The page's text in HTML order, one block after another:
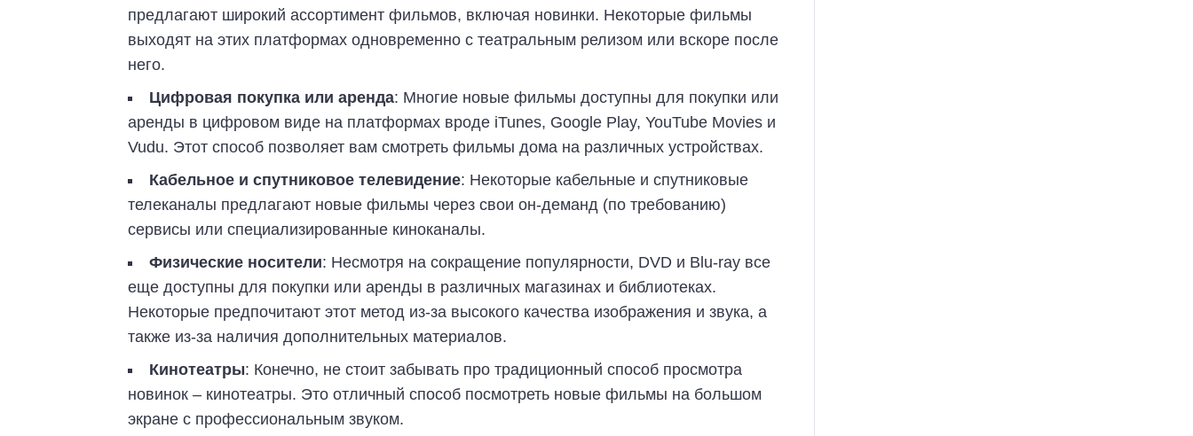
предлагают широкий ассортимент фильмов, включая новинки. Некоторые фильмы
выходят на этих платформах одновременно с театральным релизом или вскоре после
него.
Цифровая покупка или аренда: Многие новые фильмы доступны для покупки или
аренды в цифровом виде на платформах вроде iTunes, Google Play, YouTube Movies и
Vudu. Этот способ позволяет вам смотреть фильмы дома на различных устройствах.
Кабельное и спутниковое телевидение: Некоторые кабельные и спутниковые
телеканалы предлагают новые фильмы через свои он-деманд (по требованию)
сервисы или специализированные киноканалы.
Физические носители: Несмотря на сокращение популярности, DVD и Blu-ray все
еще доступны для покупки или аренды в различных магазинах и библиотеках.
Некоторые предпочитают этот метод из-за высокого качества изображения и звука, а
также из-за наличия дополнительных материалов.
Кинотеатры: Конечно, не стоит забывать про традиционный способ просмотра
новинок – кинотеатры. Это отличный способ посмотреть новые фильмы на большом
экране с профессиональным звуком.